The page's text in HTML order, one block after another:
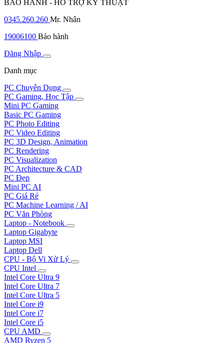
BẢO HÀNH - HỖ TRỢ KỸ THUẬT
0345.260.260 Mr. Nhân
19006100 Bảo hành
Đăng Nhập
Danh mục
PC Chuyên Dụng
PC Gaming, Học Tập
Mini PC Gaming
Basic PC Gaming
PC Photo Editing
PC Video Editing
PC 3D Design, Animation
PC Rendering
PC Visualization
PC Architecture & CAD
PC Đẹp
Mini PC AI
PC Giá Rẻ
PC Machine Learning / AI
PC Văn Phòng
Laptop - Notebook
Laptop Gigabyte
Laptop MSI
Laptop Dell
CPU - Bộ Vi Xử Lý
CPU Intel
Intel Core Ultra 9
Intel Core Ultra 7
Intel Core Ultra 5
Intel Core i9
Intel Core i7
Intel Core i5
CPU AMD
AMD Ryzen 5